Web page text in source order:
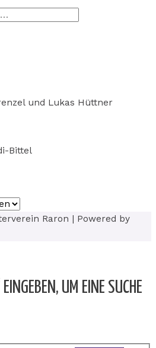
und Lukas Hüttner
Bittel
Raron | Powered by
UM EINE SUCHE